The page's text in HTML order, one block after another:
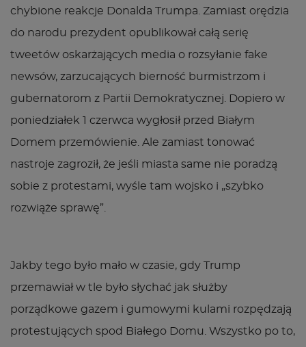
chybione reakcje Donalda Trumpa. Zamiast orędzia
do narodu prezydent opublikował całą serię
tweetów oskarżających media o rozsyłanie fake
newsów, zarzucających bierność burmistrzom i
gubernatorom z Partii Demokratycznej. Dopiero w
poniedziałek 1 czerwca wygłosił przed Białym
Domem przemówienie. Ale zamiast tonować
nastroje zagroził, że jeśli miasta same nie poradzą
sobie z protestami, wyśle tam wojsko i „szybko
rozwiąże sprawę”.
Jakby tego było mało w czasie, gdy Trump
przemawiał w tle było słychać jak służby
porządkowe gazem i gumowymi kulami rozpędzają
protestujących spod Białego Domu. Wszystko po to,